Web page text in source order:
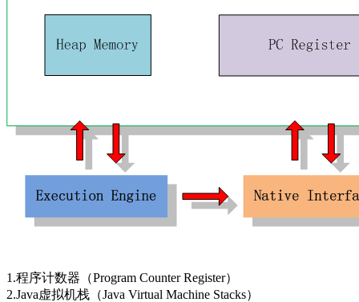
1.程序计数器（Program Counter Register）
2.Java虚拟机栈（Java Virtual Machine Stacks）